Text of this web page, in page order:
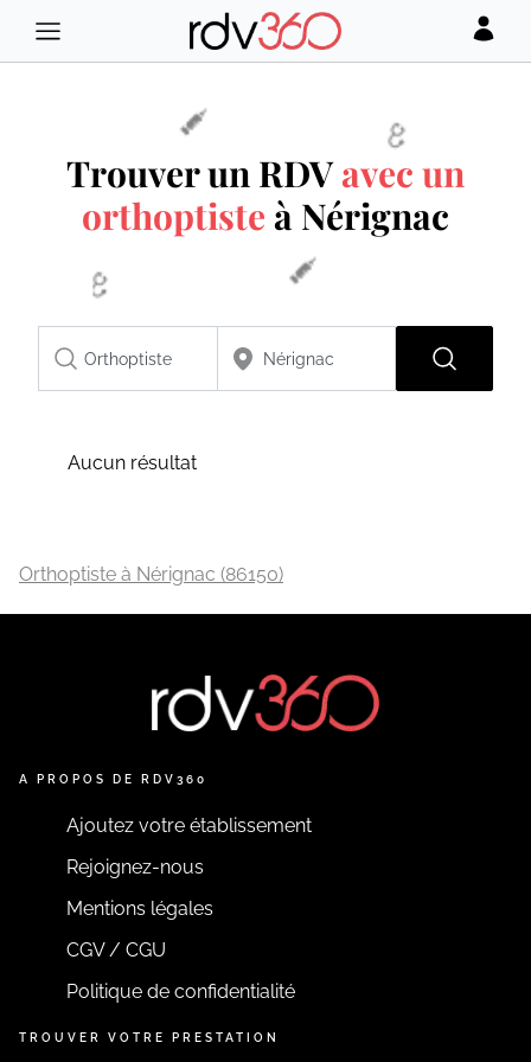
Trouver un RDVavec un
orthoptiste à Nérignac
Aucun résultat
Orthoptiste à Nérignac (86150)
A PROPOS DE RDV360
Ajoutez votre établissement
Rejoignez-nous
Mentions légales
CGV / CGU
Politique de confidentialité
TROUVER VOTRE PRESTATION